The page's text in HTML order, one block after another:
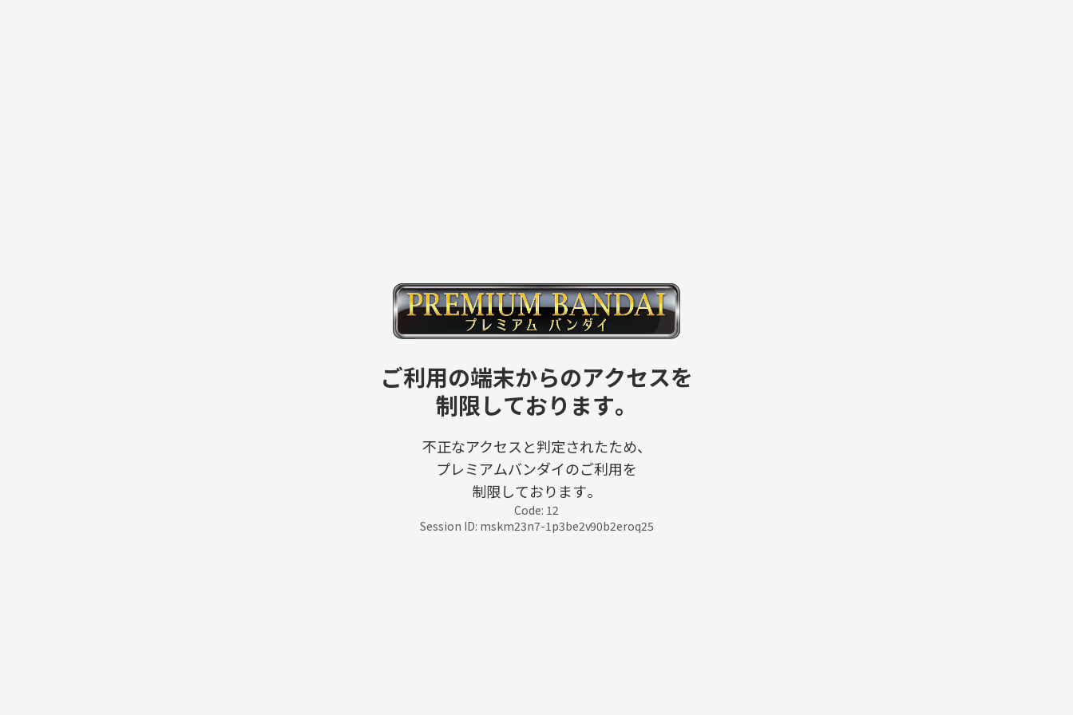
ご利用の端末からのアクセスを
制限しております。
不正なアクセスと判定されたため、
プレミアムバンダイのご利用を
制限しております。
Code: 12
Session ID: mskm23n7-1p3be2v90b2eroq25